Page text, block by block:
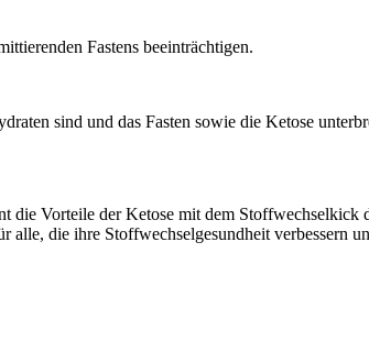
Fastens beeinträchtigen.
sind und das Fasten sowie die Ketose
die Vorteile der Ketose mit dem Stoffwechselkick
die ihre Stoffwechselgesundheit verbessern